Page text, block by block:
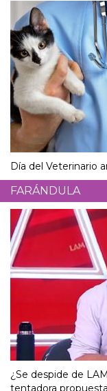
Día del Veterinario
FARÁNDULA
¿Se despide de
tentadora